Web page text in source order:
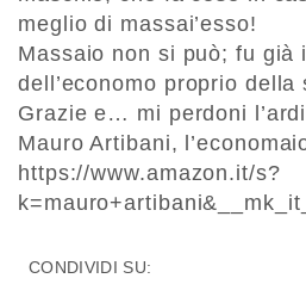
meglio di massai’esso!
Massaio non si può; fu già
dell’economo proprio della
Grazie e… mi perdoni
Mauro Artibani,
https://www.amazon.it/s?
CONDIVIDI SU: